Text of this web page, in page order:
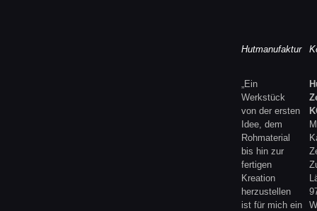
Hutmanufaktur
„Ein
Werkstück
von der ersten
Idee, dem
Rohmaterial
bis hin zur
fertigen
Kreation
herzustellen
ist für mich ein